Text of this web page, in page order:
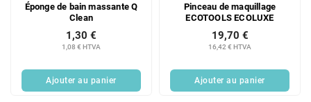
Éponge de bain massante Q
Clean
1,08 € HTVA
1,30 €
Ajouter au panier
Pinceau de maquillage
ECOTOOLS ECOLUXE
16,42 € HTVA
19,70 €
Ajouter au panier